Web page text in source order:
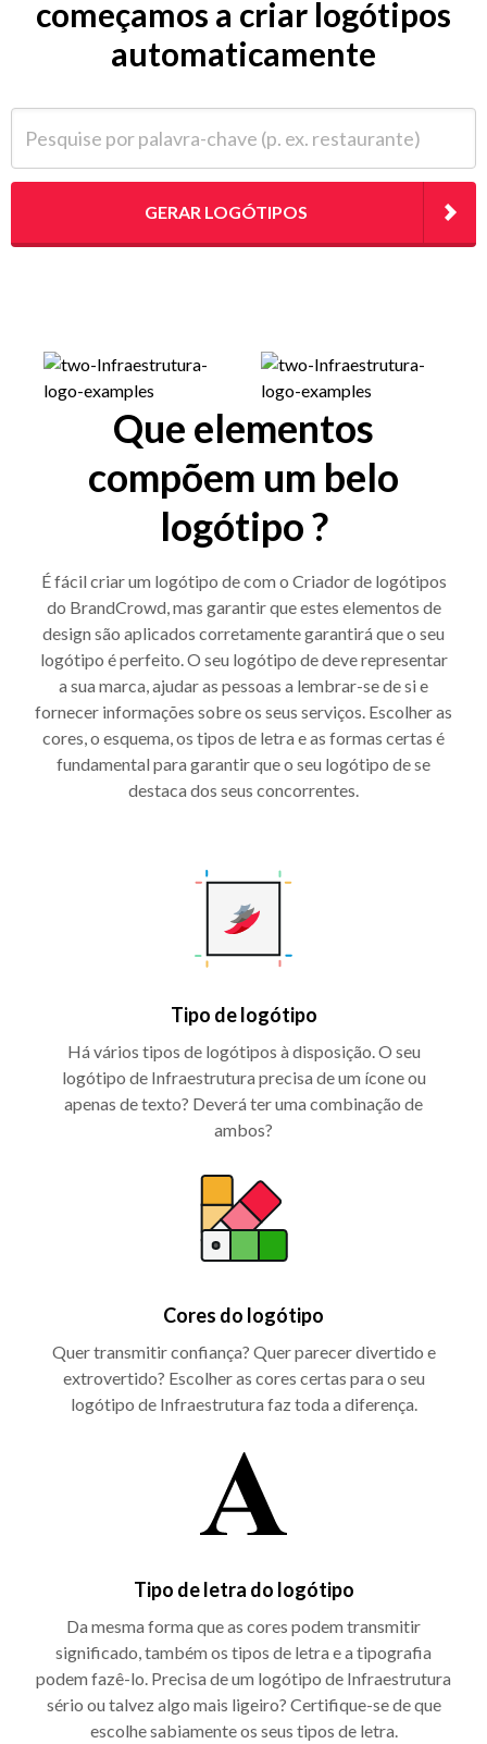
começamos a criar logótipos
automaticamente
GERAR LOGÓTIPOS
Que elementos
compõem um belo
logótipo ?
É fácil criar um logótipo de com o Criador de logótipos
do BrandCrowd, mas garantir que estes elementos de
design são aplicados corretamente garantirá que o seu
logótipo é perfeito. O seu logótipo de deve representar
a sua marca, ajudar as pessoas a lembrar-se de si e
fornecer informações sobre os seus serviços. Escolher as
cores, o esquema, os tipos de letra e as formas certas é
fundamental para garantir que o seu logótipo de se
destaca dos seus concorrentes.
Tipo de logótipo
Há vários tipos de logótipos à disposição. O seu
logótipo de Infraestrutura precisa de um ícone ou
apenas de texto? Deverá ter uma combinação de
ambos?
Cores do logótipo
Quer transmitir confiança? Quer parecer divertido e
extrovertido? Escolher as cores certas para o seu
logótipo de Infraestrutura faz toda a diferença.
Tipo de letra do logótipo
Da mesma forma que as cores podem transmitir
significado, também os tipos de letra e a tipografia
podem fazê-lo. Precisa de um logótipo de Infraestrutura
sério ou talvez algo mais ligeiro? Certifique-se de que
escolhe sabiamente os seus tipos de letra.